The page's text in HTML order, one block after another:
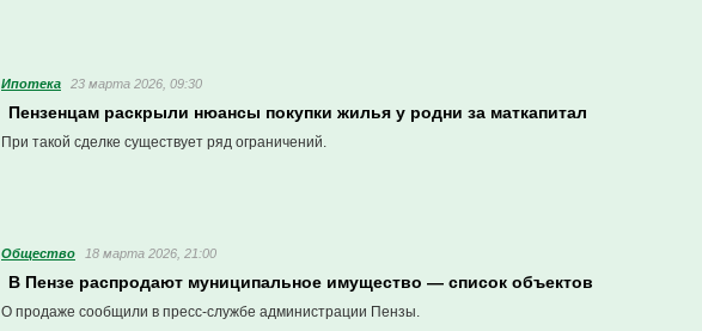
Ипотека 23 марта 2026, 09:30
Пензенцам раскрыли нюансы покупки жилья у родни за маткапитал
При такой сделке существует ряд ограничений.
Общество 18 марта 2026, 21:00
В Пензе распродают муниципальное имущество — список объектов
О продаже сообщили в пресс-службе администрации Пензы.